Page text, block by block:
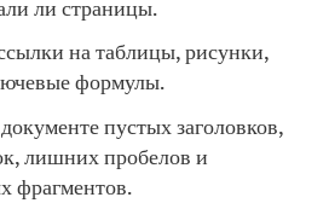
ли страницы.
на таблицы, рисунки,
формулы.
пустых заголовков,
лишних пробелов и
фрагментов.